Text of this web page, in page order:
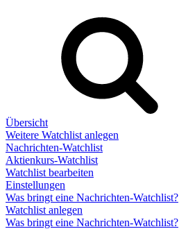
Übersicht
Weitere Watchlist anlegen
Nachrichten-Watchlist
Aktienkurs-Watchlist
Watchlist bearbeiten
Einstellungen
Was bringt eine Nachrichten-Watchlist?
Watchlist anlegen
Was bringt eine Nachrichten-Watchlist?